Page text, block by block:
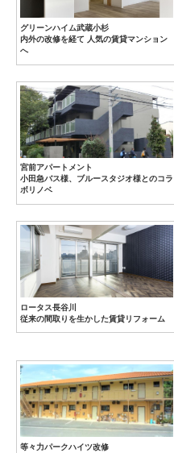
グリーンハイム武蔵小杉
内外の改修を経て 人気の賃貸マンション
へ
宮前アパートメント
小田急バス様、ブルースタジオ様とのコラ
ボリノベ
ロータス長谷川
従来の間取りを生かした賃貸リフォーム
等々力パークハイツ改修